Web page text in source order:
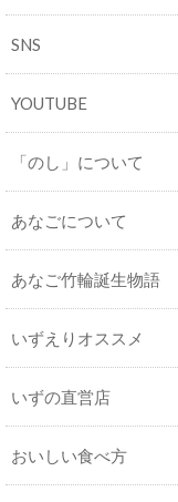
SNS
YOUTUBE
「のし」について
あなごについて
あなご竹輪誕生物語
いずえりオススメ
いずの直営店
おいしい食べ方